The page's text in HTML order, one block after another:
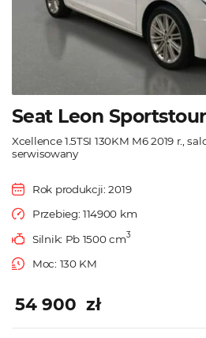
Seat Leon
Xcellence 1.5TSI 130KM M6 2019 r.,
serwisowany
Rok produkcji: 2019
Przebieg: 114900 km
Silnik: Pb 1500 cm3
Moc: 130 KM
54 900 zł